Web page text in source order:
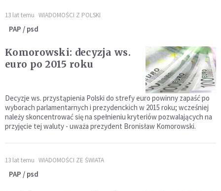
13 lat temu WIADOMOŚCI Z POLSKI
PAP / psd
Komorowski: decyzja ws.
euro po 2015 roku
Decyzje ws. przystąpienia Polski do strefy euro powinny zapaść po
wyborach parlamentarnych i prezydenckich w 2015 roku; wcześniej
należy skoncentrować się na spełnieniu kryteriów pozwalających na
przyjęcie tej waluty - uważa prezydent Bronisław Komorowski.
13 lat temu WIADOMOŚCI ZE ŚWIATA
PAP / psd